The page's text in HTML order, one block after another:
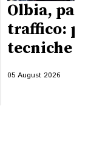
Olbia,
traffico:
tecniche
05 August 2026